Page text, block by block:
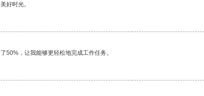
好时光。
50%，让我能够更轻松地完成工作任务。